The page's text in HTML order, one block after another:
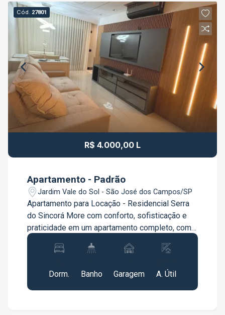
Cód. 27801
R$ 4.000,00 L
Apartamento - Padrão
Jardim Vale do Sol - São José dos Campos/SP
Apartamento para Locação - Residencial Serra
do Sincorá More com conforto, sofisticação e
praticidade em um apartamento completo, com
móveis planejados e excelente acabamento,
localizado no Residencial Serra do Sincorá,
(Embraer). O imóvel conta com: 69,41 m² de área
privativa 2 dormitórios, sendo 1 suíte, ambos
Dorm.
Banho
Garagem
A. Útil